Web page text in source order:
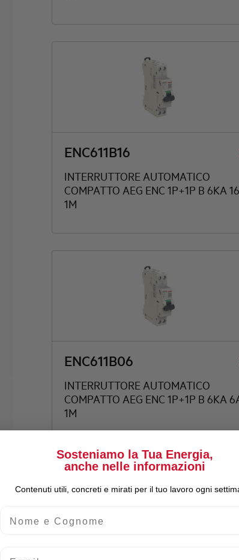
ENC611B16
INTERRUTTORE AUTOMATICO
COMPATTO AEG ENC 1P+1P B 6KA
1M
ENC611B06
INTERRUTTORE AUTOMATICO
COMPATTO AEG ENC 1P+1P B 6KA
1M
Sosteniamo la Tua Energia,
anche nelle informazioni
Contenuti utili, concreti e mirati per il tuo lavoro ogni